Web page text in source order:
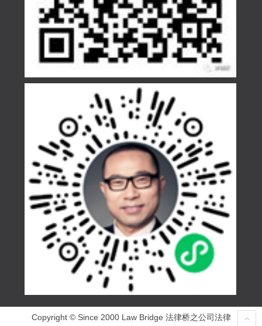
Copyright © Since 2000 Law Bridge 法律桥之公司法律